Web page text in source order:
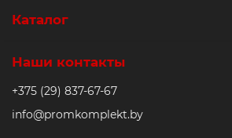
всех направлениях и обеспечивают
сочетание компактных размеров,
грузоподъёмности и устойчивости к
эксплуатации.
Также доступны исполнения с
Каталог
Наши контакты
+375 (29) 837-67-67
info@promkomplekt.by